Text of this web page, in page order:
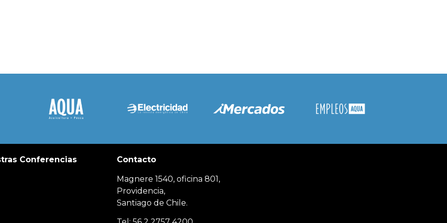
Conferencias Contacto
Magnere 1540, oficina 801,
Providencia,
Santiago de Chile.